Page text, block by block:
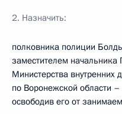
2. Назначить:
полковника полиции
заместителем начальника
Министерства внутренних
по Воронежской области
освободив его от